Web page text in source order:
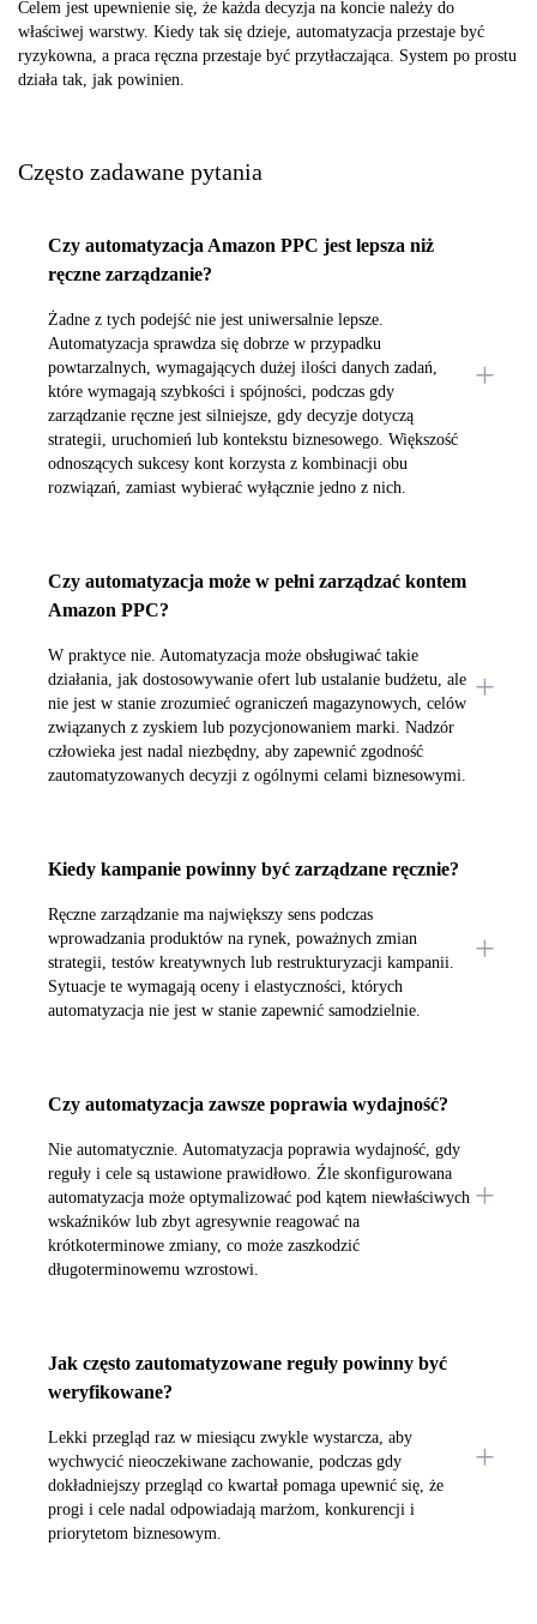
Celem jest upewnienie się, że każda decyzja na koncie należy do
właściwej warstwy. Kiedy tak się dzieje, automatyzacja przestaje być
ryzykowna, a praca ręczna przestaje być przytłaczająca. System po prostu
działa tak, jak powinien.
Często zadawane pytania
Czy automatyzacja Amazon PPC jest lepsza niż
ręczne zarządzanie?
Żadne z tych podejść nie jest uniwersalnie lepsze.
Automatyzacja sprawdza się dobrze w przypadku
powtarzalnych, wymagających dużej ilości danych zadań,
które wymagają szybkości i spójności, podczas gdy
zarządzanie ręczne jest silniejsze, gdy decyzje dotyczą
strategii, uruchomień lub kontekstu biznesowego. Większość
odnoszących sukcesy kont korzysta z kombinacji obu
rozwiązań, zamiast wybierać wyłącznie jedno z nich.
Czy automatyzacja może w pełni zarządzać kontem
Amazon PPC?
W praktyce nie. Automatyzacja może obsługiwać takie
działania, jak dostosowywanie ofert lub ustalanie budżetu, ale
nie jest w stanie zrozumieć ograniczeń magazynowych, celów
związanych z zyskiem lub pozycjonowaniem marki. Nadzór
człowieka jest nadal niezbędny, aby zapewnić zgodność
zautomatyzowanych decyzji z ogólnymi celami biznesowymi.
Kiedy kampanie powinny być zarządzane ręcznie?
Ręczne zarządzanie ma największy sens podczas
wprowadzania produktów na rynek, poważnych zmian
strategii, testów kreatywnych lub restrukturyzacji kampanii.
Sytuacje te wymagają oceny i elastyczności, których
automatyzacja nie jest w stanie zapewnić samodzielnie.
Czy automatyzacja zawsze poprawia wydajność?
Nie automatycznie. Automatyzacja poprawia wydajność, gdy
reguły i cele są ustawione prawidłowo. Źle skonfigurowana
automatyzacja może optymalizować pod kątem niewłaściwych
wskaźników lub zbyt agresywnie reagować na
krótkoterminowe zmiany, co może zaszkodzić
długoterminowemu wzrostowi.
Jak często zautomatyzowane reguły powinny być
weryfikowane?
Lekki przegląd raz w miesiącu zwykle wystarcza, aby
wychwycić nieoczekiwane zachowanie, podczas gdy
dokładniejszy przegląd co kwartał pomaga upewnić się, że
progi i cele nadal odpowiadają marżom, konkurencji i
priorytetom biznesowym.